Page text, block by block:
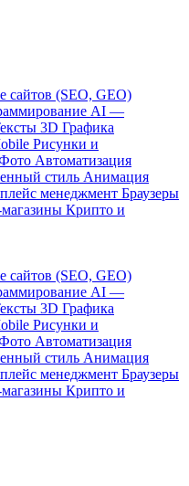
сайтов (SEO, GEO)
AI —
3D Графика
Рисунки и
Автоматизация
стиль Анимация
менеджмент Браузеры
Крипто и
сайтов (SEO, GEO)
AI —
3D Графика
Рисунки и
Автоматизация
стиль Анимация
менеджмент Браузеры
Крипто и